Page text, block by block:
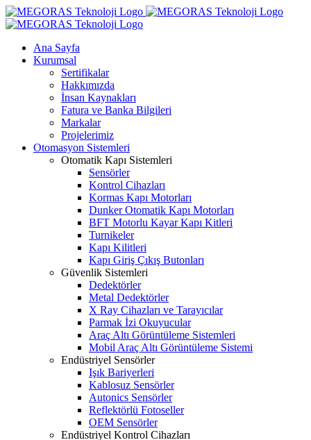
Skip
to
Ana Sayfa
Kurumsal
Sertifikalar
Hakkımızda
İnsan Kaynakları
Fatura ve Banka Bilgileri
Markalar
Projelerimiz
Otomasyon Sistemleri
Otomatik Kapı Sistemleri
Sensörler
Kontrol Cihazları
Kormas Kapı Motorları
Dunker Otomatik Kapı Motorları
BFT Motorlu Kayar Kapı Kitleri
Turnikeler
Kapı Kilitleri
Kapı Giriş Çıkış Butonları
Güvenlik Sistemleri
Dedektörler
Metal Dedektörler
X Ray Cihazları ve Tarayıcılar
Parmak İzi Okuyucular
Araç Altı Görüntüleme Sistemleri
Mobil Araç Altı Görüntüleme Sistemi
Endüstriyel Sensörler
Işık Bariyerleri
Kablosuz Sensörler
Autonics Sensörler
Reflektörlü Fotoseller
OEM Sensörler
Endüstriyel Kontrol Cihazları